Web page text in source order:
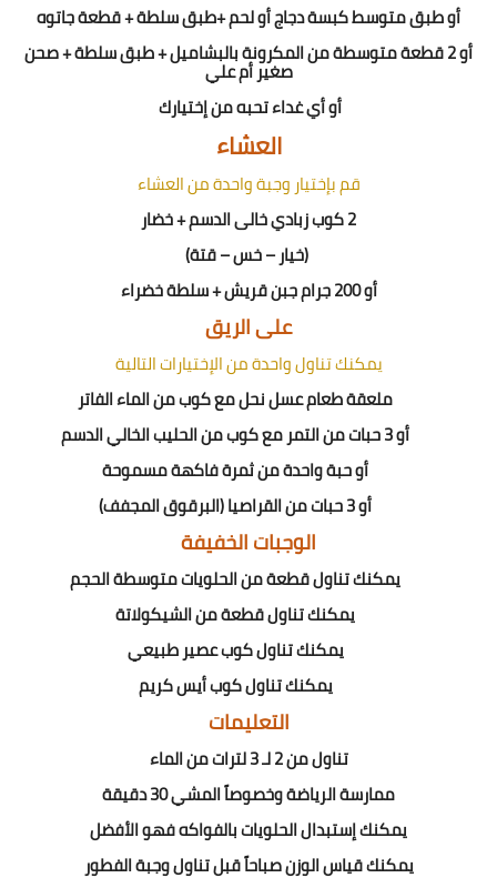
أو طبق متوسط كبسة دجاج أو لحم +طبق سلطة + قطعة جاتوه
أو 2 قطعة متوسطة من المكرونة بالبشاميل + طبق سلطة + صحن
صغير أم علي
أوأيغداءتحبه من إختيارك
العشاء
قم بإختيار وجبة واحدة من العشاء
2كوب زبادي خالى الدسم+خضار
(خيار – خس – قتة)
أو200جرام جبن قريش + سلطة خضراء
على الريق
يمكنك تناول واحدة من الإختيارات التالية
ملعقة طعام عسل نحل مع كوب من الماء الفاتر
أو 3 حبات من التمر مع كوب من الحليب الخالي الدسم
أو حبة واحدة من ثمرة فاكهة مسموحة
أو 3 حبات من القراصيا (البرقوق المجفف)
الوجبات الخفيفة
يمكنك تناول قطعة من الحلويات متوسطة الحجم
يمكنك تناول قطعة من الشيكولاتة
يمكنك تناول كوب عصير طبيعي
يمكنك تناول كوب أيس كريم
التعليمات
تناول من 2 لـ 3 لترات من الماء
ممارسة الرياضة وخصوصاً المشي 30 دقيقة
يمكنك إستبدال الحلويات بالفواكه فهو الأفضل
يمكنك قياس الوزن صباحاً قبل تناول وجبة الفطور